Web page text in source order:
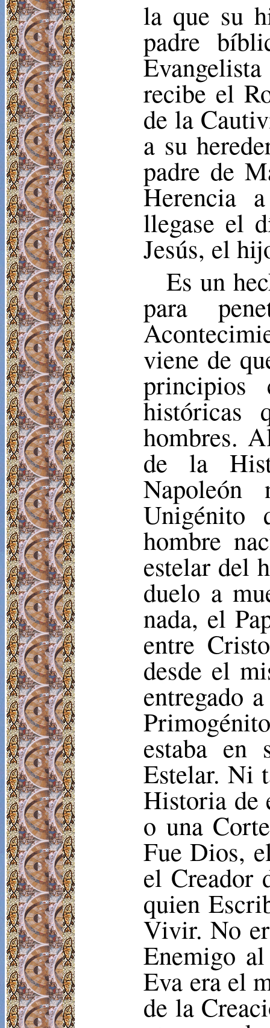
la que su
padre
recibe el
de la
a su
padre de
Herencia
llegase el
Jesús, el
Es un
para
viene de
principios
históricas
hombres.
de la
Unigénito
hombre
estelar del
duelo a
nada, el
entre
desde el
entregado
estaba en
Estelar. Ni
Historia de
o una
Fue Dios,
el Creador
quien
Vivir. No
Enemigo
Eva era el
de la